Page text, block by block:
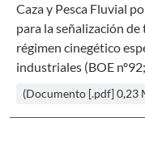
Caza y Pesca Fluvial
para la señalización
régimen cinegético
industriales (BOE
(Documento [.pdf] 0,23